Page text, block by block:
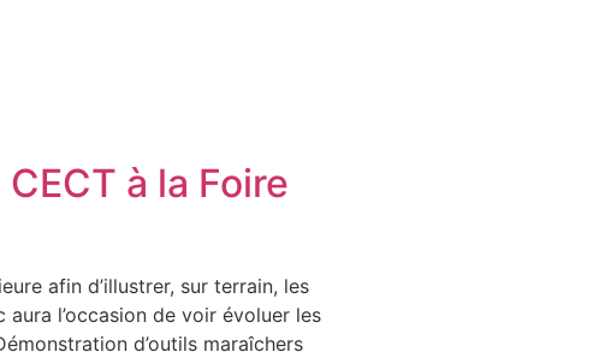
à la Foire
afin d’illustrer, sur terrain, les
l’occasion de voir évoluer les
d’outils maraîchers